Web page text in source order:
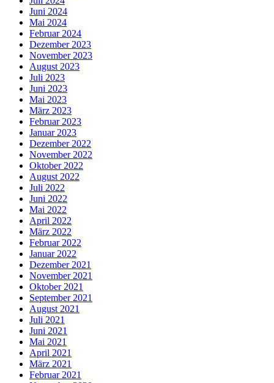
Juni 2024
Mai 2024
Februar 2024
Dezember 2023
November 2023
August 2023
Juli 2023
Juni 2023
Mai 2023
März 2023
Februar 2023
Januar 2023
Dezember 2022
November 2022
Oktober 2022
August 2022
Juli 2022
Juni 2022
Mai 2022
April 2022
März 2022
Februar 2022
Januar 2022
Dezember 2021
November 2021
Oktober 2021
September 2021
August 2021
Juli 2021
Juni 2021
Mai 2021
April 2021
März 2021
Februar 2021